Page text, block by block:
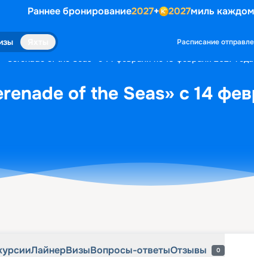
Раннее бронирование2027+ 2027миль
Расписание
of the Seas» с 14 февраля по 18 февраля 2027 года
of the Seas» с 14
ЛайнерВизыВопросы-ответыОтзывы 0